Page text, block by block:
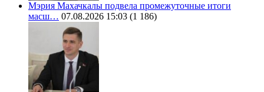
Мэрия Махачкалы подвела промежуточные итоги
масш… 07.08.2026 15:03 (1 186)